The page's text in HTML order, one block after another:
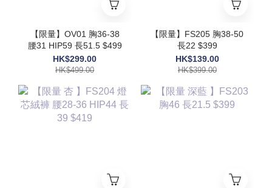
【限量】OV01 胸36-38
腰31 HIP59 長51.5 $499
HK$299.00
HK$499.00
【限量】FS205 胸38-50
長22 $399
HK$139.00
HK$399.00